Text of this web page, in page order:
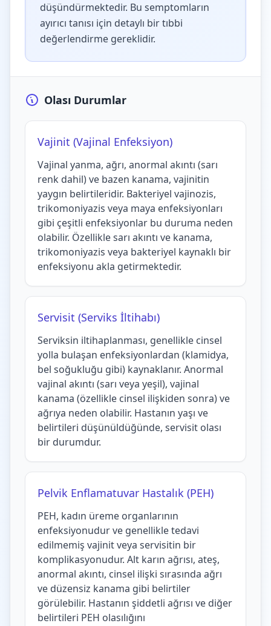
düşündürmektedir. Bu semptomların
ayırıcı tanısı için detaylı bir tıbbi
değerlendirme gereklidir.
Olası Durumlar
Vajinit (Vajinal Enfeksiyon)
Vajinal yanma, ağrı, anormal akıntı (sarı
renk dahil) ve bazen kanama, vajinitin
yaygın belirtileridir. Bakteriyel vajinozis,
trikomoniyazis veya maya enfeksiyonları
gibi çeşitli enfeksiyonlar bu duruma neden
olabilir. Özellikle sarı akıntı ve kanama,
trikomoniyazis veya bakteriyel kaynaklı bir
enfeksiyonu akla getirmektedir.
Servisit (Serviks İltihabı)
Serviksin iltihaplanması, genellikle cinsel
yolla bulaşan enfeksiyonlardan (klamidya,
bel soğukluğu gibi) kaynaklanır. Anormal
vajinal akıntı (sarı veya yeşil), vajinal
kanama (özellikle cinsel ilişkiden sonra) ve
ağrıya neden olabilir. Hastanın yaşı ve
belirtileri düşünüldüğünde, servisit olası
bir durumdur.
Pelvik Enflamatuvar Hastalık (PEH)
PEH, kadın üreme organlarının
enfeksiyonudur ve genellikle tedavi
edilmemiş vajinit veya servisitin bir
komplikasyonudur. Alt karın ağrısı, ateş,
anormal akıntı, cinsel ilişki sırasında ağrı
ve düzensiz kanama gibi belirtiler
görülebilir. Hastanın şiddetli ağrısı ve diğer
belirtileri PEH olasılığını